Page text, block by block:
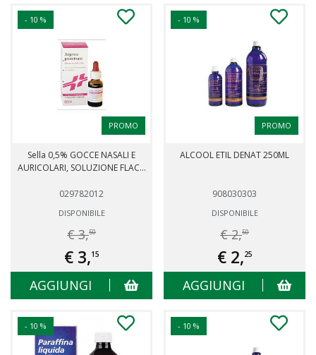
- 10 %
PROMO
Sella 0,5% GOCCE NASALI E
AURICOLARI, SOLUZIONE FLAC...
029782012
DISPONIBILE
€ 3,50
€ 3,15
AGGIUNGI
- 10 %
PROMO
ALCOOL ETIL DENAT 250ML
908030303
DISPONIBILE
€ 2,50
€ 2,25
AGGIUNGI
- 10 % - 10 %